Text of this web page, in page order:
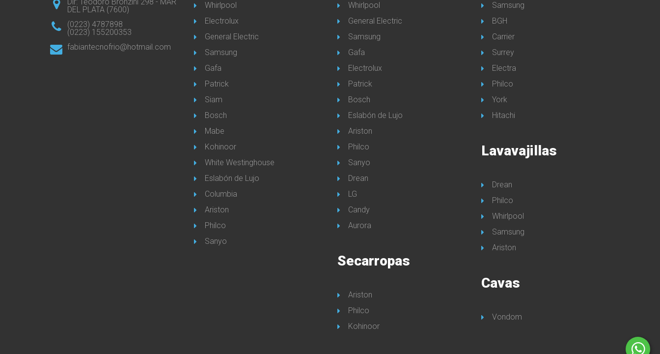
DEL PLATA (7600)
(0223) 4787898
(0223) 155200353
fabiantecnofrio@hotmail.com
Whirlpool
Electrolux
General Electric
Samsung
Gafa
Patrick
Siam
Bosch
Mabe
Kohinoor
White Westinghouse
Eslabón de Lujo
Columbia
Ariston
Philco
Sanyo
Whirlpool
General Electric
Samsung
Gafa
Electrolux
Patrick
Bosch
Eslabón de Lujo
Ariston
Philco
Sanyo
Drean
LG
Candy
Aurora
Secarropas
Ariston
Philco
Kohinoor
Samsung
BGH
Carrier
Surrey
Electra
Philco
York
Hitachi
Lavavajillas
Drean
Philco
Whirlpool
Samsung
Ariston
Cavas
Vondom